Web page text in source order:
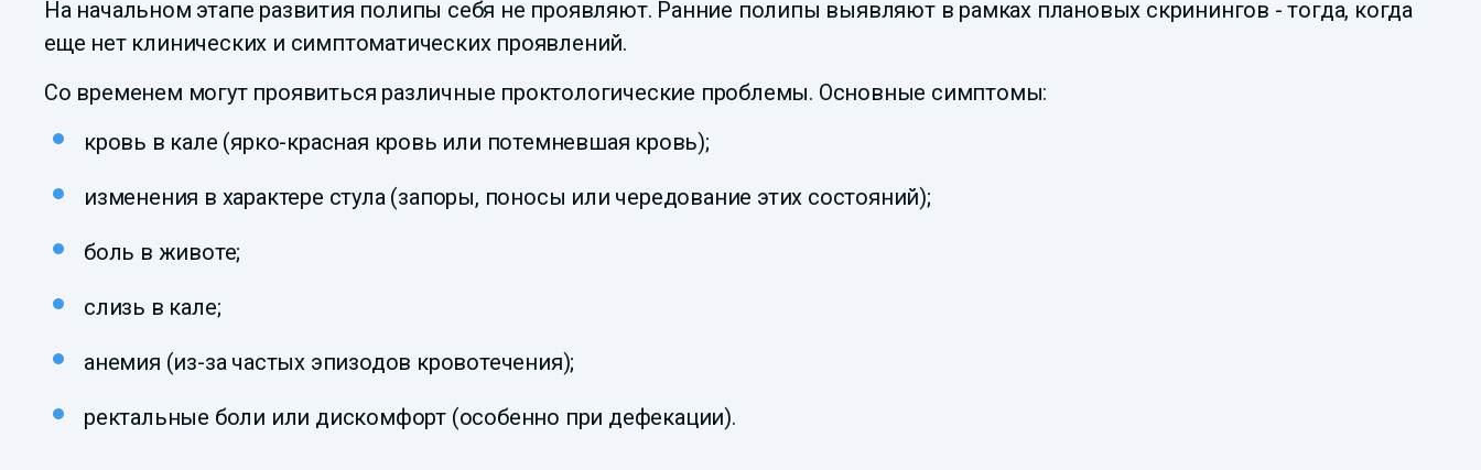
На начальном этапе развития полипы себя не проявляют. Ранние полипы выявляют в рамках плановых скринингов - тогда, когда
еще нет клинических и симптоматических проявлений.
Со временем могут проявиться различные проктологические проблемы. Основные симптомы:
кровь в кале (ярко-красная кровь или потемневшая кровь);
изменения в характере стула (запоры, поносы или чередование этих состояний);
боль в животе;
слизь в кале;
анемия (из-за частых эпизодов кровотечения);
ректальные боли или дискомфорт (особенно при дефекации).